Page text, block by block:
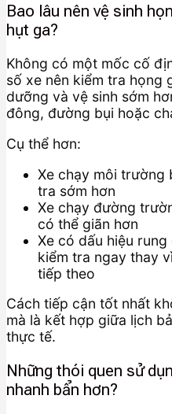
Bao lâu nên vệ sinh
hụt ga?
Không có một mốc cố
số xe nên kiểm tra họng
dưỡng và vệ sinh sớm
đông, đường bụi hoặc
Cụ thể hơn:
Xe chạy môi trường
tra sớm hơn
Xe chạy đường
có thể giãn hơn
Xe có dấu hiệu
kiểm tra ngay thay
tiếp theo
Cách tiếp cận tốt nhất
mà là kết hợp giữa lịch
thực tế.
Những thói quen sử
nhanh bẩn hơn?